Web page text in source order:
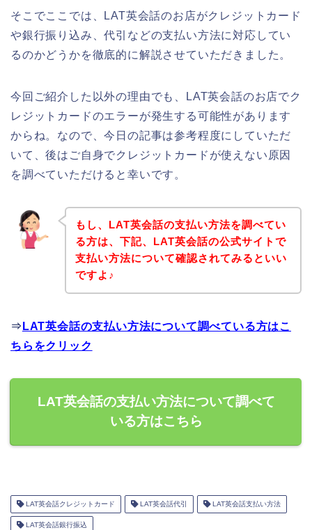
そこでここでは、LAT英会話のお店がクレジットカード
や銀行振り込み、代引などの支払い方法に対応してい
るのかどうかを徹底的に解説させていただきました。
今回ご紹介した以外の理由でも、LAT英会話のお店でク
レジットカードのエラーが発生する可能性があります
からね。なので、今日の記事は参考程度にしていただ
いて、後はご自身でクレジットカードが使えない原因
を調べていただけると幸いです。
もし、LAT英会話の支払い方法を調べてい
る方は、下記、LAT英会話の公式サイトで
支払い方法について確認されてみるといい
ですよ♪
⇒ LAT英会話の支払い方法について調べている方はこ
ちらをクリック
LAT英会話の支払い方法について調べて
いる方はこちら
LAT英会話クレジットカード LAT英会話代引 LAT英会話支払い方法
LAT英会話銀行振込